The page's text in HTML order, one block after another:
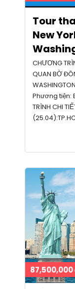
Tour
New
CHƯƠNG
QUAN BỜ
Phương tiện:
TRÌNH CHI
87,500,000